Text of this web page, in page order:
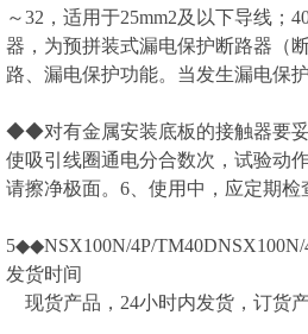
～32，适用于25mm2及以下导线
器，为预拼装式漏电保护断路器（
路、漏电保护功能。当发生漏电保
◆◆对有金属安装底板的接触器要
使吸引线圈通电分合数次，试验动
请擦净极面。6、使用中，应定期检
5◆◆NSX100N/4P/TM40DNSX100N/
发货时间
现货产品，24小时内发货，订货